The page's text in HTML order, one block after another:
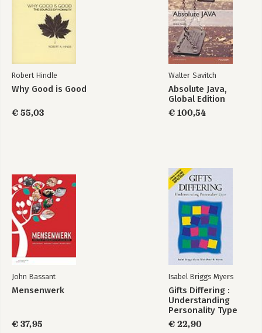
Statistiek om mee
Opgaven en
Statistiek om mee
te werken
Robert Hindle
Why Good is Good
€ 55,03
Walter Savitch
Absolute Java,
Global Edition
€ 100,54
John Bassant
Mensenwerk
€ 37,95
Isabel Briggs Myers
Gifts Differing :
Understanding
Personality Type
€ 22,90